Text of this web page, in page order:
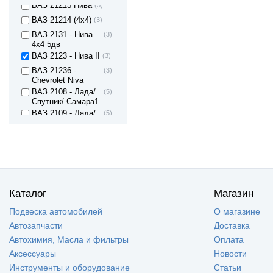
ВАЗ 21213 Нива (3)
ВАЗ 21214 (4x4) (3)
ВАЗ 2131 - Нива
4х4 5дв
(3)
ВАЗ 2123 - Нива II (3)
ВАЗ 21236 -
Chevrolet Niva
(3)
ВАЗ 2108 - Лада/
Спутник/ Самара1
(5)
ВАЗ 2109 - Лада/
(5)
Самара II 5дв.
Самара II седан
ВАЗ 2110 - Лада
(4)
ВАЗ 2111 - Лада
111
Каталог
Подвеска автомобилей
Автозапчасти
Автохимия, Масла и фильтры
Аксессуары
Инструменты и оборудование
Магазин
О магазине
Доставка
Оплата
Новости
Статьи